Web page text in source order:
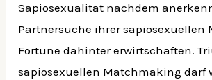
Sapiosexualitat nachdem
Partnersuche ihrer sapiosexuellen
Fortune dahinter erwirtschaften.
sapiosexuellen Matchmaking darf